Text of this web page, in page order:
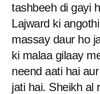
tashbeeh di gayi
Lajward ki
massay daur ho
ki malaa gilaay
neend aati hai
jati hai. Sheikh al